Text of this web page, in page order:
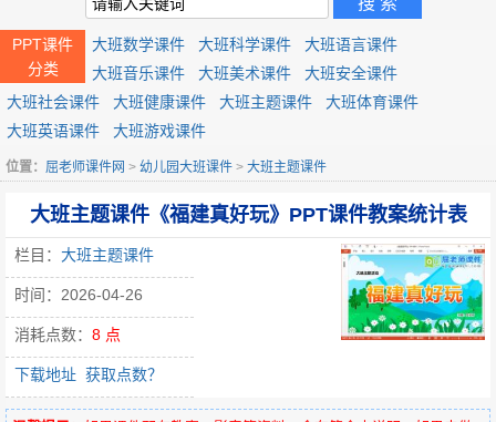
PPT课件
分类
大班数学课件 大班科学课件
大班语言课件
大班音乐课件
大班美术课件
大班安全课件
大班社会课件
大班健康课件 大班主题课件
大班体育课件
大班英语课件
大班游戏课件
位置： 屈老师课件网 > 幼儿园大班课件 > 大班主题课件
大班主题课件《福建真好玩》PPT课件教案统计表
栏目： 大班主题课件
时间：2026-04-26
消耗点数： 8 点
下载地址 获取点数？